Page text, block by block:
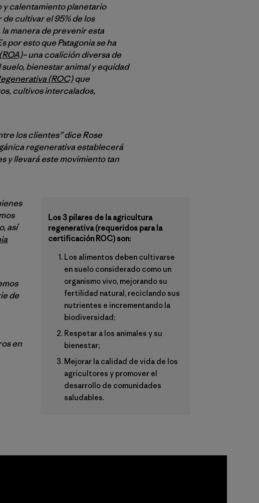
y calentamiento planetario
cultivar el 95% de los
manera de prevenir esta
esto que Patagonia se ha
– una coalición diversa de
bienestar animal y equidad
(ROC)que
cultivos intercalados,
los clientes” dice Rose
regenerativa establecerá
y llevará este movimiento tan
Los 3 pilares de la agricultura
regenerativa (requeridos para la
certificación ROC) son:
Los alimentos deben cultivarse
en suelo considerado como un
organismo vivo, mejorando su
fertilidad natural, reciclando sus
nutrientes e incrementando la
biodiversidad;
Respetar a los animales y su
bienestar;
Mejorar la calidad de vida de los
agricultores y promover el
desarrollo de comunidades
saludables.
así
de
en